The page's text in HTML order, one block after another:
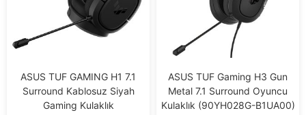
ASUS TUF GAMING H1 7.1
Surround Kablosuz Siyah
Gaming Kulaklık
ASUS TUF Gaming H3 Gun
Metal 7.1 Surround Oyuncu
Kulaklık (90YH028G-B1UA00)